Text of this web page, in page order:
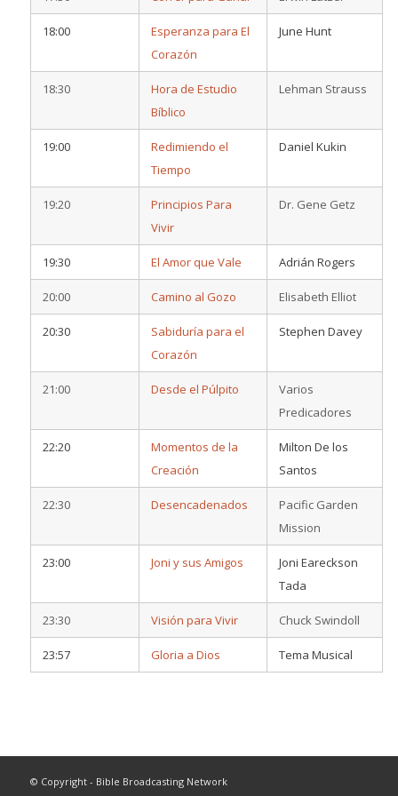
18:00
Esperanza para El
Corazón
June Hunt
18:30
Hora de Estudio
Bíblico
Lehman Strauss
19:00
Redimiendo el
Tiempo
Daniel Kukin
19:20
Principios Para
Vivir
Dr. Gene Getz
19:30 El Amor que Vale Adrián Rogers
20:00 Camino al Gozo Elisabeth Elliot
20:30
Sabiduría para el
Corazón
Stephen Davey
21:00 Desde el Púlpito
Varios
Predicadores
22:20
Momentos de la
Creación
Milton De los
Santos
22:30 Desencadenados
Pacific Garden
Mission
23:00 Joni y sus Amigos
Joni Eareckson
Tada
23:30 Visión para Vivir Chuck Swindoll
23:57 Gloria a Dios Tema Musical
© Copyright - Bible Broadcasting Network